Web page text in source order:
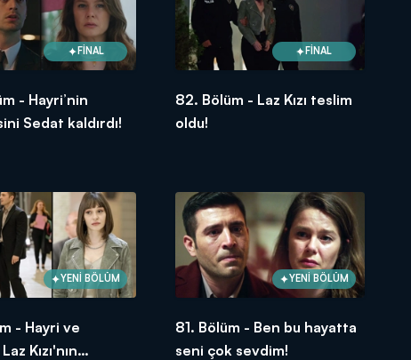
FİNAL
- Hayri’nin
Sedat kaldırdı!
FİNAL
82. Bölüm - Laz Kızı teslim
oldu!
YENİ BÖLÜM
- Hayri ve
Kızı'nın
YENİ BÖLÜM
81. Bölüm - Ben bu hayatta
seni çok sevdim!